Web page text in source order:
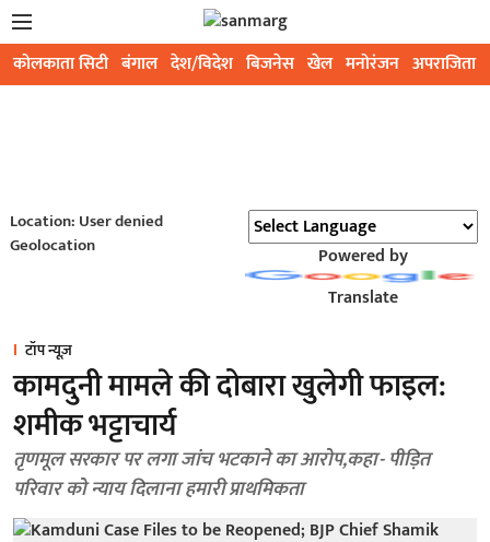
कोलकाता सिटी बंगाल देश/विदेश बिजनेस खेल मनोरंजन अपराजिता
Location: User denied
Geolocation
Powered by
Translate
टॉप न्यूज़
कामदुनी मामले की दोबारा खुलेगी फाइल:
शमीक भट्टाचार्य
तृणमूल सरकार पर लगा जांच भटकाने का आरोप,कहा- पीड़ित
परिवार को न्याय दिलाना हमारी प्राथमिकता